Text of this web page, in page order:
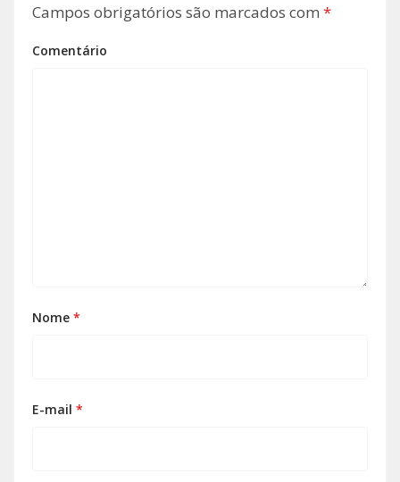
Campos obrigatórios são marcados com *
Comentário
Nome *
E-mail *